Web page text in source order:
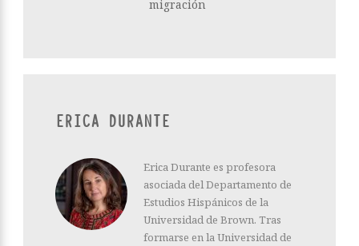
migración
ERICA DURANTE
Erica Durante es profesora
asociada del Departamento de
Estudios Hispánicos de la
Universidad de Brown. Tras
formarse en la Universidad de